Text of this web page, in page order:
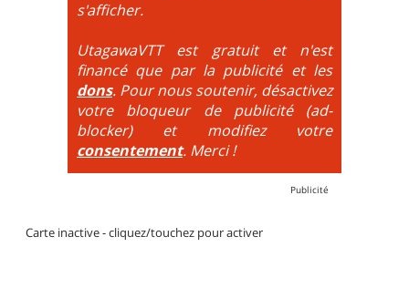
La montée est faite via navette ou remontée
mécanique. La difficulté de la descente est indiquée
par des couleurs lorsqu'il s'agit de bikeparks. Vélo
tout suspendu et protections du corps obligatoires.
s'afficher.
UtagawaVTT est gratuit et n'est
financé que par la publicité et les
dons. Pour nous soutenir, désactivez
votre bloqueur de publicité (ad-
blocker) et modifiez votre
consentement. Merci !